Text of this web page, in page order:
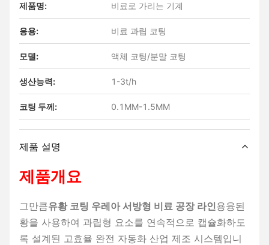
제품명: 비료로 가리는 기계
응용: 비료 과립 코팅
모델: 액체 코팅/분말 코팅
생산능력: 1-3t/h
코팅 두께: 0.1MM-1.5MM
제품 설명
제품개요
그만큼유황 코팅 우레아 서방형 비료 공장 라인용융된
황을 사용하여 과립형 요소를 연속적으로 캡슐화하도
록 설계된 고효율 완전 자동화 산업 제조 시스템입니